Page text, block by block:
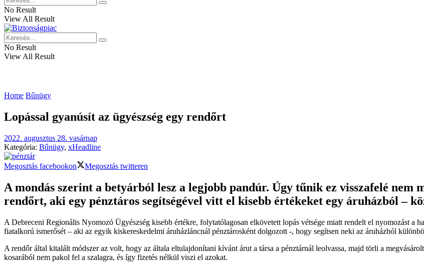
No Result
View All Result
No Result
View All Result
Home Bűnügy
Lopással gyanúsít az ügyészség egy rendőrt
2022. augusztus 28. vasárnap
Kategória: Bűnügy, xHeadline
Megosztás facebookon Megosztás twitteren
A mondás szerint a betyárból lesz a legjobb pandúr. Úgy tűnik ez visszafelé nem
rendőrt, aki egy pénztáros segítségével vitt el kisebb értékeket egy áruházból –
A Debreceni Regionális Nyomozó Ügyészség kisebb értékre, folytatólagosan elkövetett lopás vétsége miatt rendelt el nyomozást a
fiatalkorú ismerősét – aki az egyik kiskereskedelmi áruházláncnál pénztárosként dolgozott -, hogy segítsen neki az áruházból
A rendőr által kitalált módszer az volt, hogy az általa eltulajdonítani kívánt árut a társa a pénztárnál leolvassa, majd törli a
kosarából nem pakol fel a szalagra, és így fizetés nélkül viszi el azokat.